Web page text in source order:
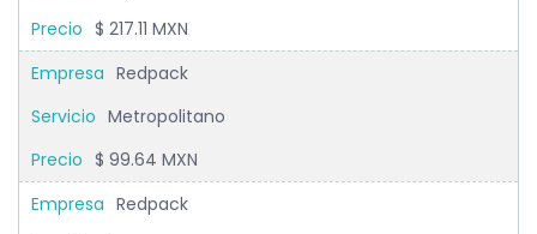
$ 217.11 MXN
Redpack
Metropolitano
$ 99.64 MXN
Redpack